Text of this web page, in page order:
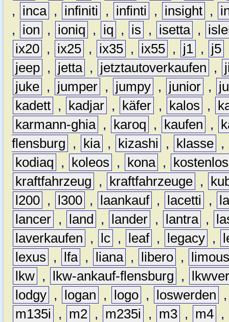
,
inca , infiniti , infinti , insight ,
,
ion , ioniq , iq , is , isetta ,
ix20 , ix25 , ix35 , ix55 , j1 , j5
jeep , jetta , jetztautoverkaufen ,
juke , jumper , jumpy , junior ,
kadett , kadjar , käfer , kalos ,
karmann-ghia , karoq , kaufen ,
flensburg
, kia , kizashi , klasse ,
kodiaq
, koleos , kona ,
kostenlos
kraftfahrzeug
, kraftfahrzeuge ,
l200 , l300 , laankauf , lacetti ,
lancer , land , lander , lantra ,
laverkaufen
, lc , leaf , legacy ,
lexus
, lfa , liana , libero ,
lkw , lkw-ankauf-flensburg ,
lodgy , logan , logo , loswerden
m135i
, m2 , m235i , m3 , m4 ,